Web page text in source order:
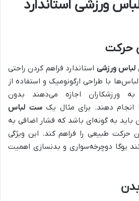
ورزشی استاندارد
لباس ورزشی استاندارد فراهم کردن راحتی
با طراحی ارگونومیک و استفاده از
به ورزشکاران اجازه می‌دهند بدون
انجام دهند. برای مثال یکست لباس
باید به گونه‌ای باشد که فشار اضافی به
حرکت طبیعی را فراهم کند. این ویژگی
یوگا دوچرخه‌سواری و بدنسازی اهمیت